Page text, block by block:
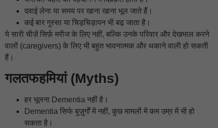
दवाई लेना या समय पर खाना खाना भूल जाते हैं।
कई बार गुस्सा या चिड़चिड़ापन भी बढ़ जाता है।
ये सारी चीज़ें सिर्फ़ मरीज के लिए नहीं, बल्कि उनके परिवार और देखभाल करने
वालों (caregivers) के लिए भी बहुत भावनात्मक और थकाने वाली हो सकती
हैं।
गलतफहमियां (Myths)
हर भूलना Dementia नहीं है।
Dementia सिर्फ बुज़ुर्गों में नहीं, कुछ मामलों में कम उम्र में भी हो
सकता है।